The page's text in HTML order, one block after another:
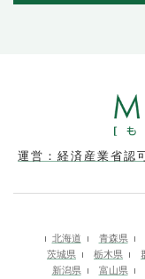
運営：経済産業省
北海道 青森県
茨城県
栃木県
新潟県
富山県